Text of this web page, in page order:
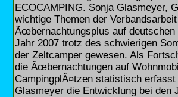
ECOCAMPING. Sonja Glasmeyer,
wichtige Themen der
Ãœbernachtungsplus auf
Jahr 2007 trotz des schwierigen
der Zeltcamper gewesen. Als
die Ãœbernachtungen auf
CampingplÃ¤tzen statistisch
Glasmeyer die Entwicklung bei den